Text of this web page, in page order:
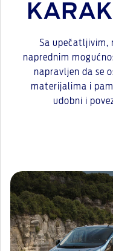
Sa upečatljivim,
naprednim
napravljen da se
materijalima i
udobni i